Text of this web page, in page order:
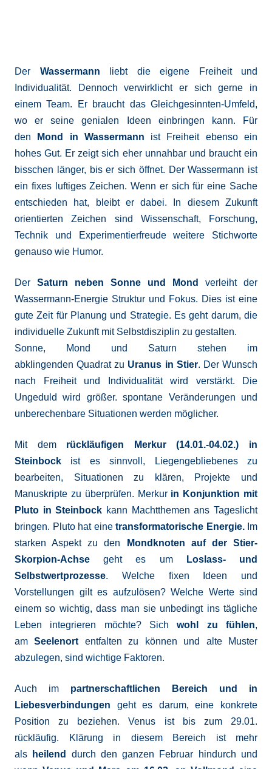
Der Wassermann
liebt die eigene Freiheit und
Individualität. Dennoch verwirklicht er sich gerne in
einem Team. Er braucht das Gleichgesinnten-Umfeld,
wo er seine genialen Ideen einbringen kann. Für
den
Mond in Wassermann ist Freiheit ebenso ein
hohes Gut. Er zeigt sich eher unnahbar und braucht ein
bisschen länger, bis er sich öffnet. Der Wassermann ist
ein fixes luftiges Zeichen. Wenn er sich für eine Sache
entschieden hat, bleibt er dabei. In diesem Zukunft
orientierten Zeichen sind Wissenschaft, Forschung,
Technik und Experimentierfreude weitere Stichworte
genauso wie Humor.
Der Saturn neben Sonne und Mond
verleiht der
Wassermann-Energie Struktur und Fokus. Dies ist eine
gute Zeit für Planung und Strategie. Es geht darum, die
individuelle Zukunft mit Selbstdisziplin zu gestalten.
Sonne, Mond und Saturn stehen im
abklingenden Quadrat zu Uranus in Stier. Der Wunsch
nach Freiheit und Individualität wird verstärkt. Die
Ungeduld wird größer. spontane Veränderungen und
unberechenbare Situationen werden möglicher.
Mit dem rückläufigen Merkur (14.01.-04.02.) in
Steinbock ist es sinnvoll, Liegengebliebenes zu
bearbeiten, Situationen zu klären, Projekte und
Manuskripte zu überprüfen. Merkur in Konjunktion mit
Pluto in Steinbock kann Machtthemen ans Tageslicht
bringen. Pluto hat eine transformatorische Energie. Im
starken Aspekt zu den
Mondknoten auf der Stier-
Skorpion-Achse geht es um
Loslass- und
Selbstwertprozesse. Welche fixen Ideen und
Vorstellungen gilt es aufzulösen? Welche Werte sind
einem so wichtig, dass man sie unbedingt ins tägliche
Leben integrieren möchte? Sichwohl zu fühlen,
amSeelenort entfalten zu können und alte Muster
abzulegen, sind wichtige Faktoren.
Auch im partnerschaftlichen Bereich und in
Liebesverbindungen geht es darum, eine konkrete
Position zu beziehen. Venus ist bis zum 29.01.
rückläufig. Klärung in diesem Bereich ist mehr
als
heilend durch den ganzen Februar hindurch und